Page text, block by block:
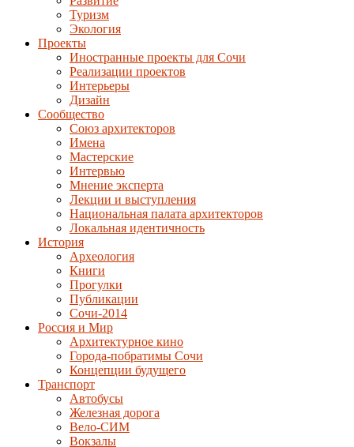
Туризм
Экология
Проекты
Иностранные проекты для Сочи
Реализации проектов
Интерьеры
Дизайн
Сообщество
Союз архитекторов
Имена
Мастерские
Интервью
Мнение эксперта
Лекции и выступления
Национальная палата архитекторов
Локальная идентичность
История
Археология
Книги
Прогулки
Публикации
Сочи-2014
Россия и Мир
Архитектурное кино
Города-побратимы Сочи
Концепции будущего
Транспорт
Автобусы
Железная дорога
Вело-СИМ
Вокзалы